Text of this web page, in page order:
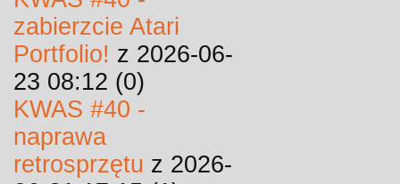
zabierzcie Atari
Portfolio! z 2026-06-
23 08:12 (0)
KWAS #40 -
naprawa
retrosprzętu z 2026-